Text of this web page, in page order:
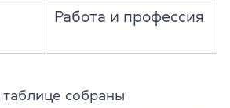
Работа и профессия
собраны